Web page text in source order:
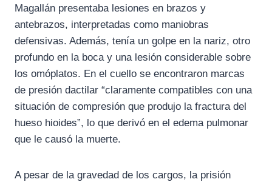
Magallán presentaba lesiones en brazos y
antebrazos, interpretadas como maniobras
defensivas. Además, tenía un golpe en la nariz, otro
profundo en la boca y una lesión considerable sobre
los omóplatos. En el cuello se encontraron marcas
de presión dactilar “claramente compatibles con una
situación de compresión que produjo la fractura del
hueso hioides”, lo que derivó en el edema pulmonar
que le causó la muerte.
A pesar de la gravedad de los cargos, la prisión